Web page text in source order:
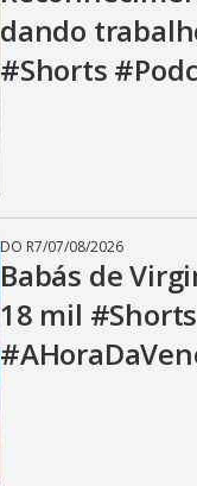
dando
#Shorts
DO R7/07/08/2026
Babás de
18 mil #Shorts